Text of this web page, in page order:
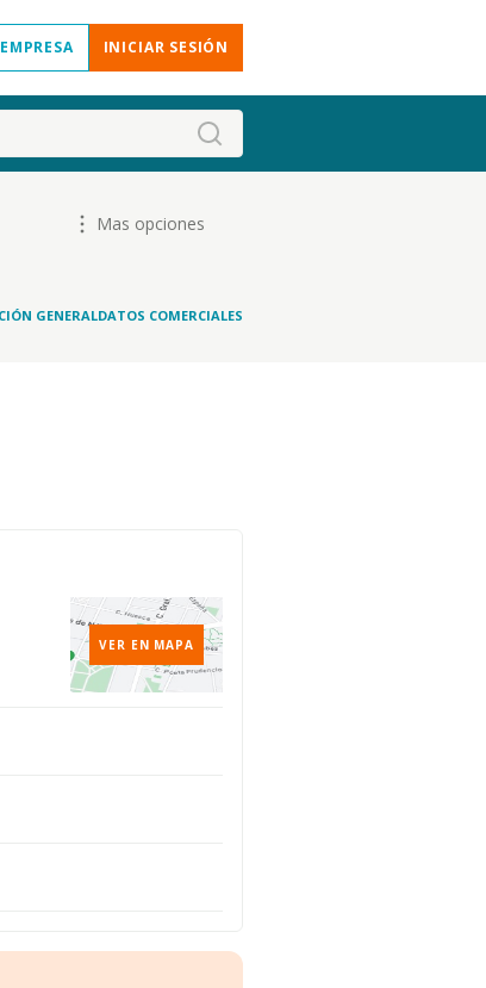
INICIAR SESIÓN
Mas opciones
GENERALDATOS COMERCIALES
VER EN MAPA